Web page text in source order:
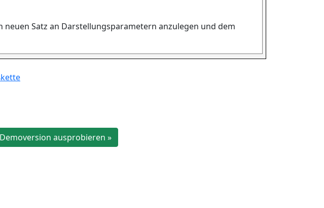
neuen Satz an Darstellungsparametern anzulegen und dem
Demoversion ausprobieren »